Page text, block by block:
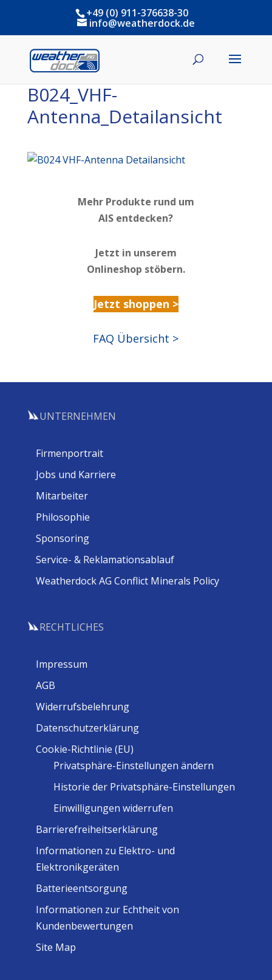
+49 (0) 911-376638-30
info@weatherdock.de
B024_VHF-
Antenna_Detailansicht
Mehr Produkte rund um
AIS entdecken?
Jetzt in unserem
Onlineshop stöbern.
Jetzt shoppen >
FAQ Übersicht >
UNTERNEHMEN
Firmenportrait
Jobs und Karriere
Mitarbeiter
Philosophie
Sponsoring
Service- & Reklamationsablauf
Weatherdock AG Conflict Minerals Policy
RECHTLICHES
Impressum
AGB
Widerrufsbelehrung
Datenschutzerklärung
Cookie-Richtlinie (EU)
Privatsphäre-Einstellungen ändern
Historie der Privatsphäre-Einstellungen
Einwilligungen widerrufen
Barrierefreiheitserklärung
Informationen zu Elektro- und
Elektronikgeräten
Batterieentsorgung
Informationen zur Echtheit von
Kundenbewertungen
Site Map